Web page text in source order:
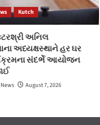
Kutch
અનિલ
અધ્યક્ષસ્થાને હર ઘર
સંદર્ભે આયોજન
August 7, 2026